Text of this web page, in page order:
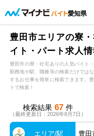
愛知県
豊田市エリアの寮
イト・パート求人情
豊田市の寮・社宅ありの人気バイト
勤務地や駅、職種等の検索だけでは
するお仕事を簡単に検索できます。
トで検索！
検索結果 67 件
（最終更新日：2026年8月7日）
エリア/駅 豊田